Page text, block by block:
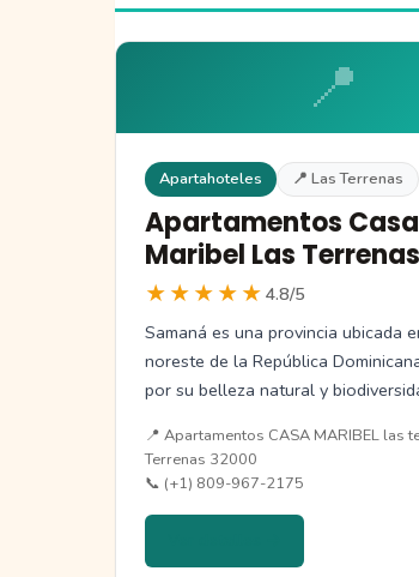
📍
Apartahoteles 📍 Las Terrenas
Apartamentos Casa
Maribel Las Terrenas
★★★★★ 4.8/5
Samaná es una provincia ubicada
noreste de la República
por su belleza natural y
📍 Apartamentos CASA MARIBEL las
Terrenas 32000
📞 (+1) 809-967-2175